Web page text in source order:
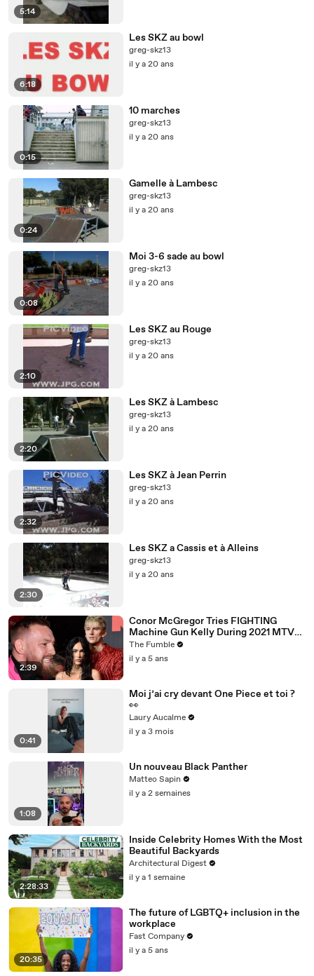
5:14
6:18
Les SKZ au bowl
greg-skz13
il y a 20 ans
0:15
10 marches
greg-skz13
il y a 20 ans
0:24
Gamelle à Lambesc
greg-skz13
il y a 20 ans
0:08
Moi 3-6 sade au bowl
greg-skz13
il y a 20 ans
2:10
Les SKZ au Rouge
greg-skz13
il y a 20 ans
2:20
Les SKZ à Lambesc
greg-skz13
il y a 20 ans
2:32
Les SKZ à Jean Perrin
greg-skz13
il y a 20 ans
2:30
Les SKZ a Cassis et à Alleins
greg-skz13
il y a 20 ans
2:39
Conor McGregor Tries FIGHTING
Machine Gun Kelly During 2021 MTV
VMA’s
The Fumble
il y a 5 ans
0:41
Moi j’ai cry devant One Piece et toi ?
👀
Laury Aucalme
il y a 3 mois
1:08
Un nouveau Black Panther
Matteo Sapin
il y a 2 semaines
2:28:33
Inside Celebrity Homes With the Most
Beautiful Backyards
Architectural Digest
il y a 1 semaine
20:35
The future of LGBTQ+ inclusion in the
workplace
Fast Company
il y a 5 ans